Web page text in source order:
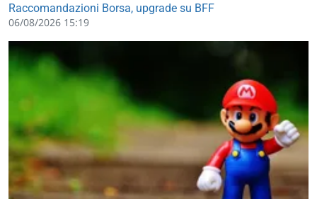
Raccomandazioni Borsa, upgrade su BFF
06/08/2026 15:19